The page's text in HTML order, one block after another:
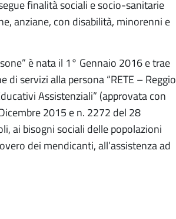
finalità sociali e socio-sanitarie
anziane, con disabilità, minorenni e
è nata il 1° Gennaio 2016 e trae
servizi alla persona “RETE – Reggio
Assistenziali” (approvata con
2015 e n. 2272 del 28
ai bisogni sociali delle popolazioni
dei mendicanti, all’assistenza ad